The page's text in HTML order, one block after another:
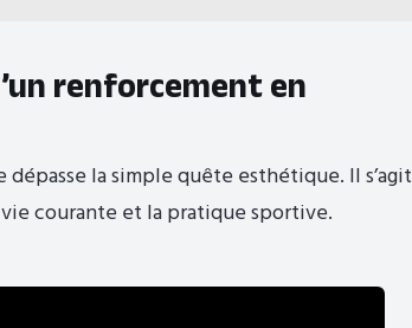
renforcement en
la simple quête esthétique. Il s’agit
courante et la pratique sportive.